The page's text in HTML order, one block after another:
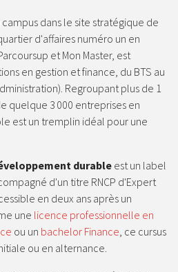
campus dans le site stratégique de
d'affaires numéro un en
et Mon Master, est
en gestion et finance, du BTS au
Regroupant plus de 1
quelque 3 000 entreprises en
est un tremplin idéal pour une
durable est un label
d'un titre RNCP d'Expert
en deux ans après un
une licence professionnelle en
ou un bachelor Finance, ce cursus
ou en alternance.